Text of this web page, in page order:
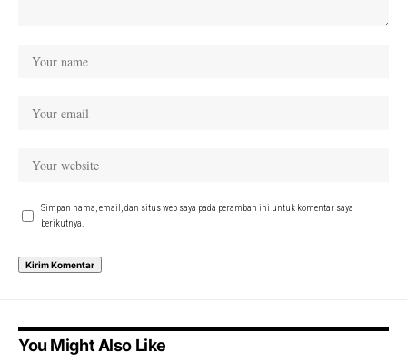
Simpan nama, email, dan situs web saya pada peramban ini untuk komentar saya
berikutnya.
You Might Also Like